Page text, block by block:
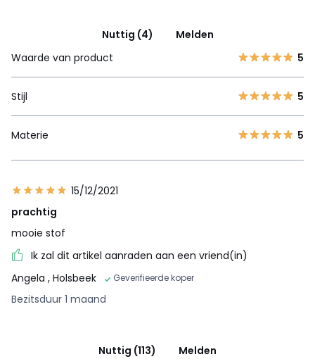
Nuttig (4)
Melden
Waarde van product
5
Stijl 5
Materie 5
15/12/2021
prachtig
mooie stof
Ik zal dit artikel aanraden aan een vriend(in)
Angela , Holsbeek Geverifieerde koper
Bezitsduur 1 maand
Nuttig (113)
Melden